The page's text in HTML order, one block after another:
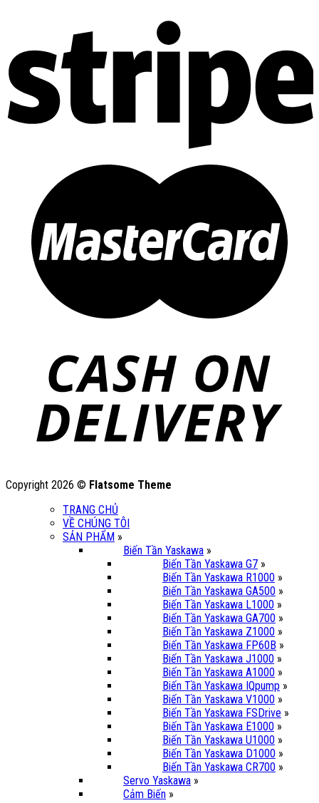
Copyright 2026 © Flatsome Theme
TRANG CHỦ
VỀ CHÚNG TÔI
SẢN PHẨM »
Biến Tần Yaskawa »
Biến Tần Yaskawa G7 »
Biến Tần Yaskawa R1000 »
Biến Tần Yaskawa GA500 »
Biến Tần Yaskawa L1000 »
Biến Tần Yaskawa GA700 »
Biến Tần Yaskawa Z1000 »
Biến Tần Yaskawa FP60B »
Biến Tần Yaskawa J1000 »
Biến Tần Yaskawa A1000 »
Biến Tần Yaskawa IQpump »
Biến Tần Yaskawa V1000 »
Biến Tần Yaskawa FSDrive »
Biến Tần Yaskawa E1000 »
Biến Tần Yaskawa U1000 »
Biến Tần Yaskawa D1000 »
Biến Tần Yaskawa CR700 »
Servo Yaskawa »
Cảm Biến »